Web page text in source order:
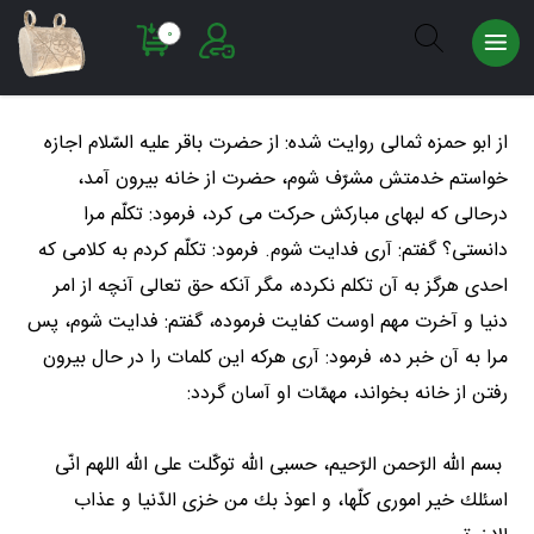
عضویت
ورود به
0
از ابو حمزه ثمالى روايت شده: از حضرت باقر عليه السّلام اجازه
خواستم خدمتش مشرّف شوم، حضرت از خانه بيرون آمد،
درحالى كه لبهاى مباركش حركت مى‏ كرد، فرمود: تكلّم مرا
دانستى؟ گفتم: آرى فدايت شوم. فرمود: تكلّم كردم به كلامى كه
احدى هرگز به آن تكلم نكرده، مگر آن‏كه حق تعالى آنچه از امر
دنيا و آخرت مهم اوست كفايت‏ فرموده، گفتم: فدايت شوم، پس
مرا به آن خبر ده، فرمود: آرى هركه اين كلمات را در حال بيرون
رفتن از خانه بخواند، مهمّات او آسان گردد:
بسم الله الرّحمن الرّحیم، حسبى الله توكّلت على الله اللهم انّى
اسئلك خير امورى كلّها، و اعوذ بك من خزى الدّنيا و عذاب